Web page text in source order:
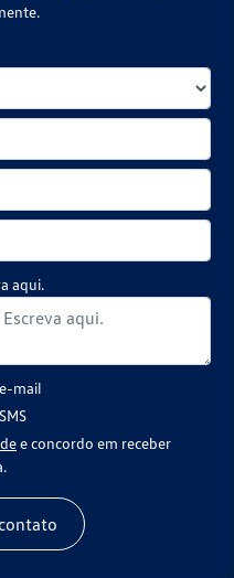
aqui.
mail
e concordo em receber